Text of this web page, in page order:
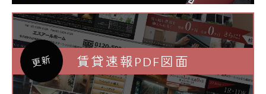
更新 賃貸速報PDF図面